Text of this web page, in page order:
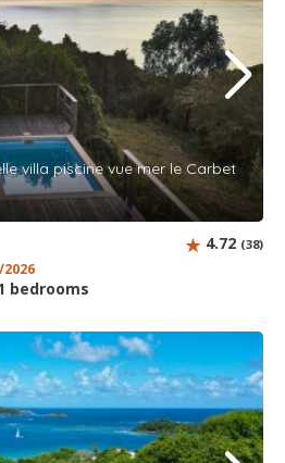
villa piscine vue mer le Carbet
bedrooms
4.72 (38)